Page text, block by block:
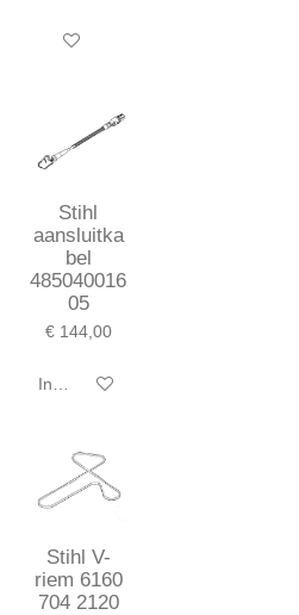
In winkelwagen
Stihl
aansluitka
bel
485040016
05
€ 144,00
In winkelwagen
Stihl V-
riem 6160
704 2120